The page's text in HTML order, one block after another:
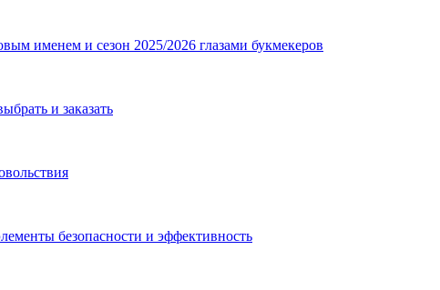
именем и сезон 2025/2026 глазами букмекеров
и заказать
безопасности и эффективность